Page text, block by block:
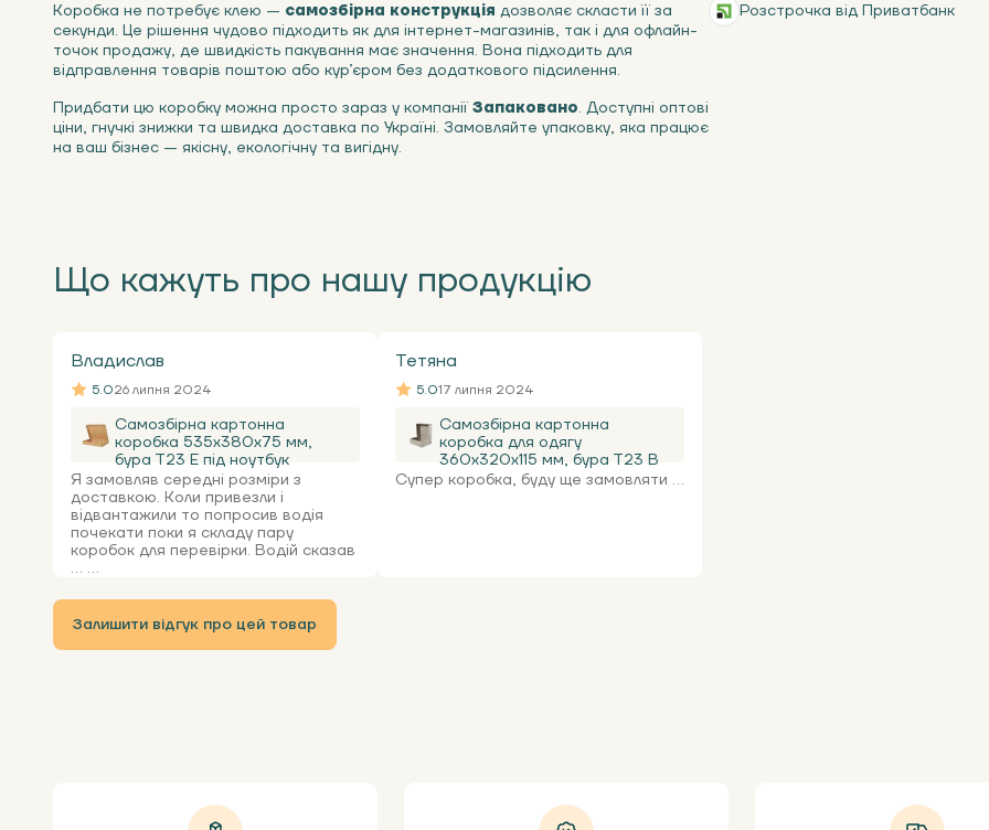
Коробка не потребує клею — самозбірна конструкція дозволяє скласти її за
секунди. Це рішення чудово підходить як для інтернет-магазинів, так і для офлайн-
точок продажу, де швидкість пакування має значення. Вона підходить для
відправлення товарів поштою або кур’єром без додаткового підсилення.
Придбати цю коробку можна просто зараз у компанії Запаковано. Доступні оптові
ціни, гнучкі знижки та швидка доставка по Україні. Замовляйте упаковку, яка працює
на ваш бізнес — якісну, екологічну та вигідну.
Розстрочка від Приватбанк
Що кажуть про нашу продукцію
Владислав
5.026 липня 2024
Самозбірна картонна
коробка 535x380x75 мм,
бура Т23 Е під ноутбук
Я замовляв середні розміри з
доставкою. Коли привезли і
відвантажили то попросив водія
почекати поки я складу пару
коробок для перевірки. Водій сказав
... ...
Тетяна
5.017 липня 2024
Самозбірна картонна
коробка для одягу
360х320х115 мм, бура Т23 В
Супер коробка, буду ще замовляти ...
Залишити відгук про цей товар